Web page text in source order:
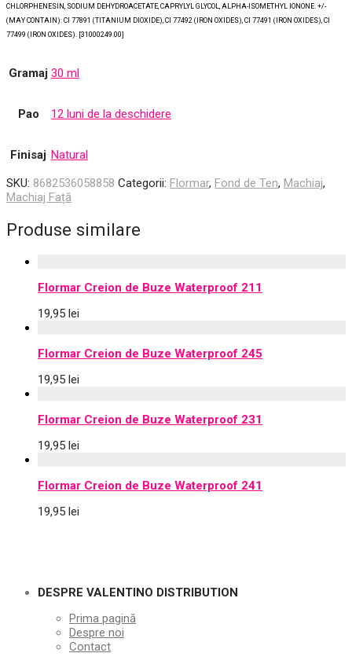
CHLORPHENESIN, SODIUM DEHYDROACETATE, CAPRYLYL GLYCOL, ALPHA-ISOMETHYL IONONE. +/-
(MAY CONTAIN): CI 77891 (TITANIUM DIOXIDE), CI 77492 (IRON OXIDES), CI 77491 (IRON OXIDES), CI
77499 (IRON OXIDES). [31000249.00]
Gramaj 30 ml
Pao 12 luni de la deschidere
Finisaj Natural
SKU: 8682536058858 Categorii: Flormar, Fond de Ten, Machiaj,
Machiaj Față
Produse similare
Flormar Creion de Buze Waterproof 211
19,95 lei
Flormar Creion de Buze Waterproof 245
19,95 lei
Flormar Creion de Buze Waterproof 231
19,95 lei
Flormar Creion de Buze Waterproof 241
19,95 lei
DESPRE VALENTINO DISTRIBUTION
Prima pagină
Despre noi
Contact